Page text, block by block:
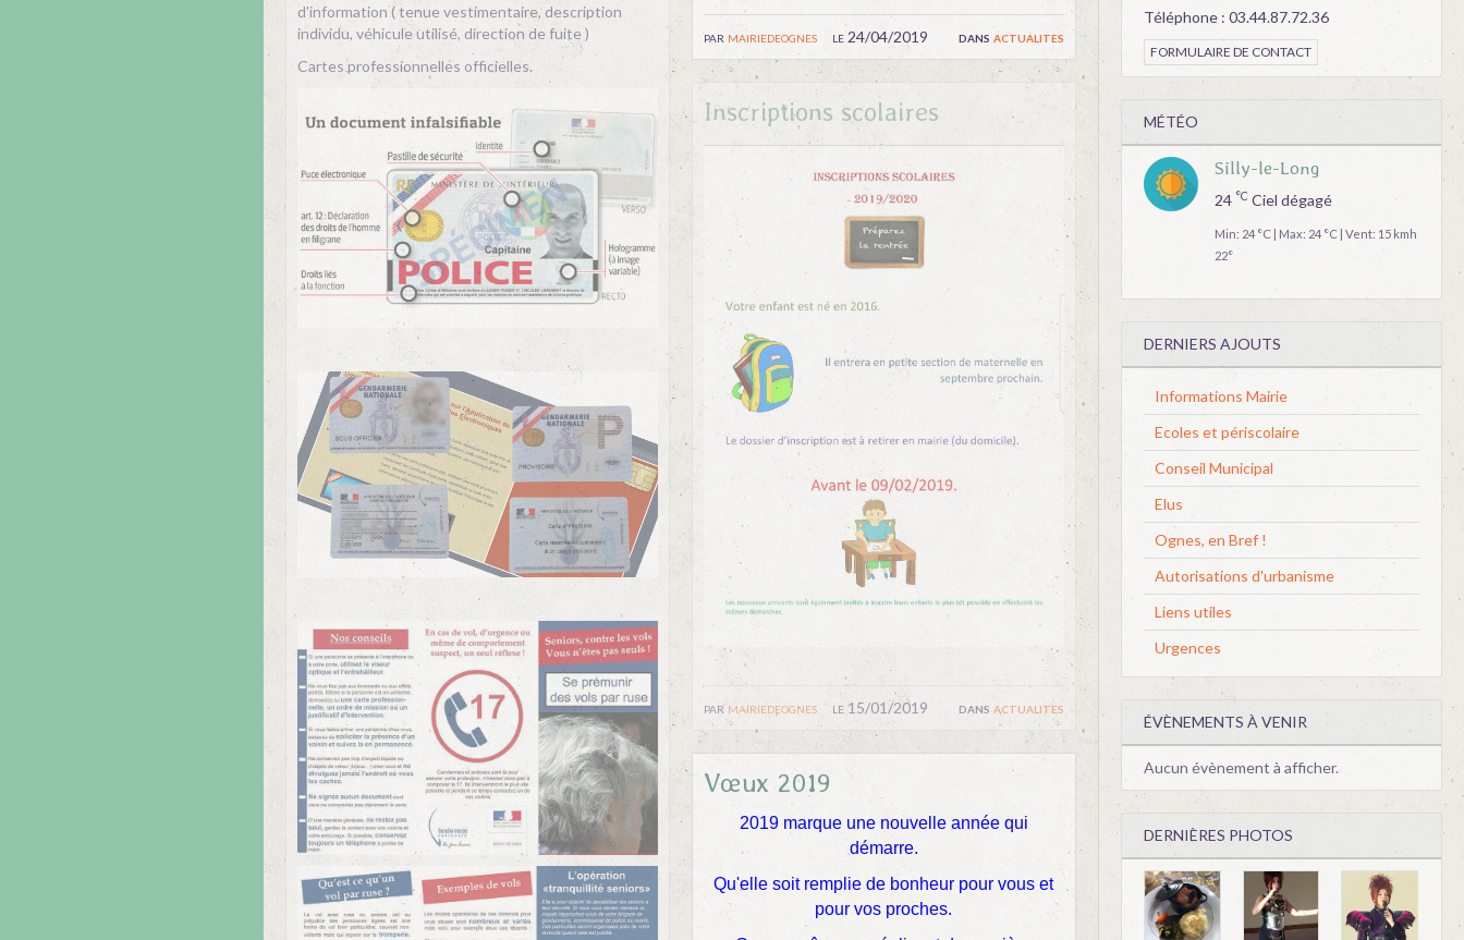
d'information ( tenue vestimentaire, description
individu, véhicule utilisé, direction de fuite )
Cartes professionnelles officielles.
par mairiedeognes le 24/04/2019 dans actualites
Inscriptions scolaires
par mairiedeognes le 15/01/2019 dans actualites
Vœux 2019
2019 marque une nouvelle année qui
démarre.
Qu'elle soit remplie de bonheur pour vous et
pour vos proches.
Téléphone : 03.44.87.72.36
FORMULAIRE DE CONTACT
MÉTÉO
Silly-le-Long
24 °C Ciel dégagé
Min: 24 °C | Max: 24 °C | Vent: 15 kmh
22°
DERNIERS AJOUTS
Informations Mairie
Ecoles et périscolaire
Conseil Municipal
Elus
Ognes, en Bref !
Autorisations d'urbanisme
Liens utiles
Urgences
ÉVÈNEMENTS À VENIR
Aucun évènement à afficher.
DERNIÈRES PHOTOS